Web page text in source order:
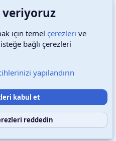
Şartlar ve kurallar
Ana sayfa
S
Telif Hakları Saklıdır
için temel çerezleri ve
bağlı çerezleri
yapılandırın
kabul et
reddedin